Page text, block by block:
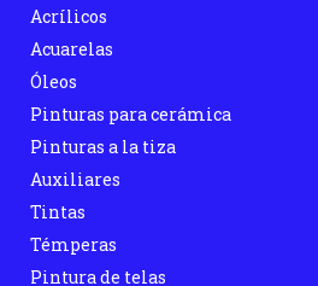
Acrílicos
Acuarelas
Óleos
Pinturas para cerámica
Pinturas a la tiza
Auxiliares
Tintas
Témperas
Pintura de telas